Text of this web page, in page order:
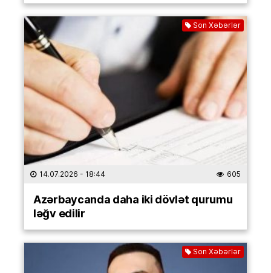
Son Xəbərlər
14.07.2026 - 18:44 605
Azərbaycanda daha iki dövlət qurumu
ləğv edilir
Son Xəbərlər